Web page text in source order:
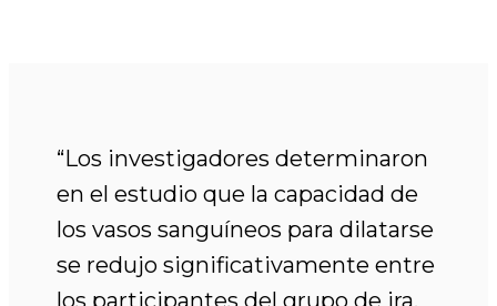
“Los investigadores determinaron
en el estudio que la capacidad de
los vasos sanguíneos para dilatarse
se redujo significativamente entre
los participantes del grupo de ira,